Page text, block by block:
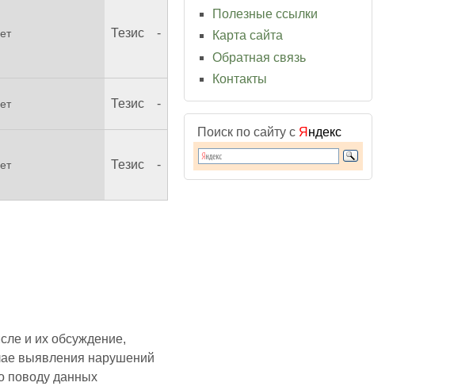
Тезис -
Тезис -
Тезис -
и их обсуждение,
выявления нарушений
поводу данных
Полезные ссылки
Карта сайта
Обратная связь
Контакты
Поиск по сайту с Я ндекс